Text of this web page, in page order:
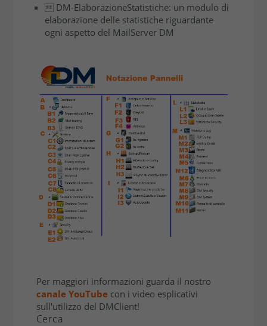
 DM-ElaborazioneStatistiche: un modulo di
elaborazione delle statistiche riguardante
ogni aspetto del MailServer DM
Per maggiori informazioni guarda il nostro
canale YouTube con i video esplicativi
sull'utilizzo del DMClient!
Cerca